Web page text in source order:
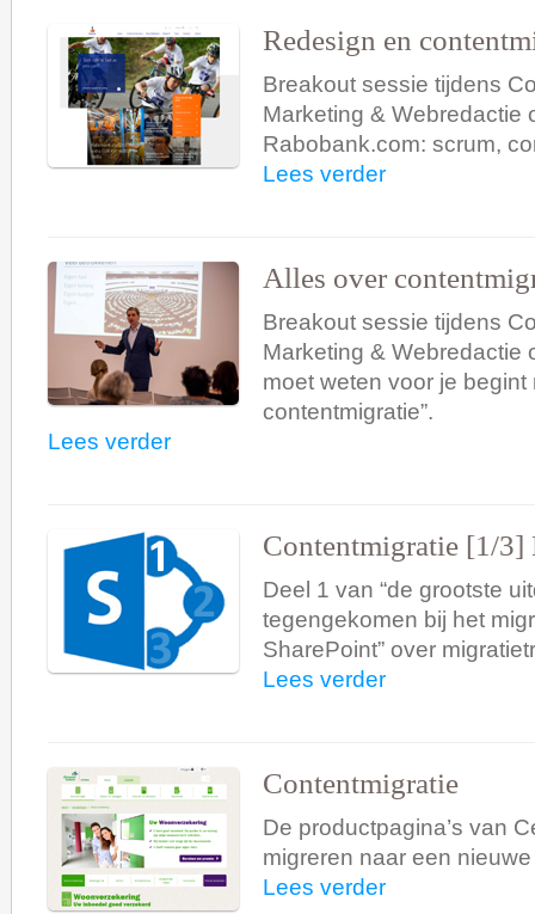
Redesign en
Breakout sessie tijdens
Marketing & Webredactie
Rabobank.com: scrum,
Lees verder
Alles over
Breakout sessie tijdens
Marketing & Webredactie
moet weten voor je begint
contentmigratie”.
Lees verder
Contentmigratie [1/3]
Deel 1 van “de grootste
tegengekomen bij het
SharePoint” over
Lees verder
Contentmigratie
De productpagina’s van
migreren naar een nieuwe
Lees verder